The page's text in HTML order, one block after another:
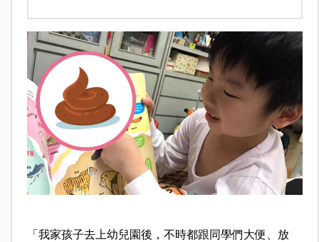
「我家孩子去上幼兒園後，不時都跟同學們大便、放